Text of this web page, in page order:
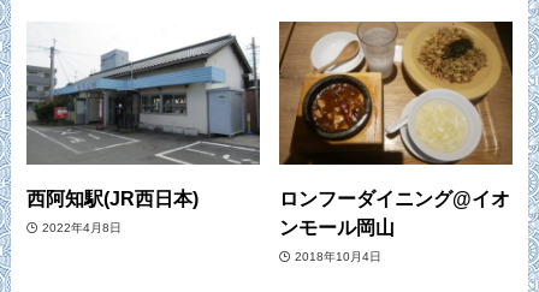
西阿知駅(JR西日本)
2022年4月8日
ロンフーダイニング@イオ
ンモール岡山
2018年10月4日